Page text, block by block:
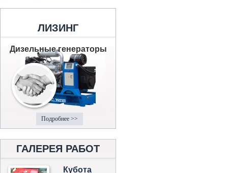
ЛИЗИНГ
Дизельные генераторы
Подробнее >>
ГАЛЕРЕЯ РАБОТ
Кубота